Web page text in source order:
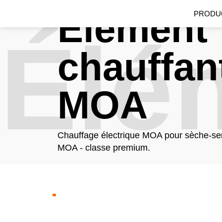
Élément
MOA
Chauffage électrique MOA pour sèche-
MOA - classe premium.